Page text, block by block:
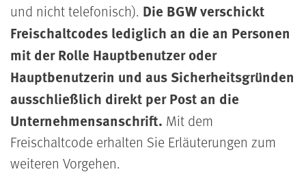
und nicht telefonisch). Die BGW verschickt
Freischaltcodes lediglich an die an Personen
mit der Rolle Hauptbenutzer oder
Hauptbenutzerin und aus Sicherheitsgründen
ausschließlich direkt per Post an die
Unternehmensanschrift. Mit dem
Freischaltcode erhalten Sie Erläuterungen zum
weiteren Vorgehen.